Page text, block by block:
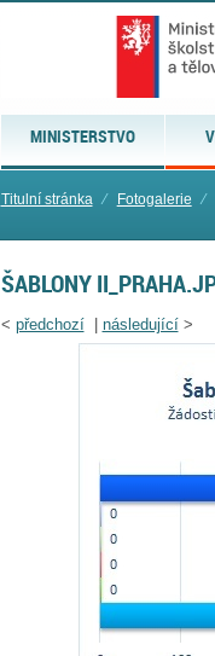
MINISTERSTVO
Titulní stránka ⁄ Fotogalerie ⁄
ŠABLONY
< předchozí| následující>